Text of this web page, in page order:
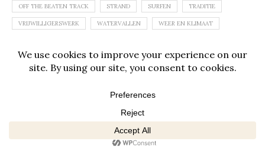
OFF THE BEATEN TRACK STRAND SURFEN TRADITIE
VRIJWILLIGERSWERK WATERVALLEN WEER EN KLIMAAT